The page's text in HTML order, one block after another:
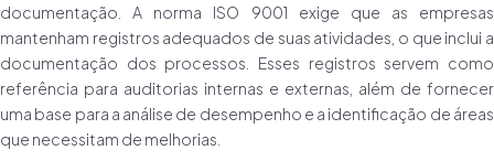
documentação. A norma ISO 9001 exige que as empresas
mantenham registros adequados de suas atividades, o que inclui a
documentação dos processos. Esses registros servem como
referência para auditorias internas e externas, além de fornecer
uma base para a análise de desempenho e a identificação de áreas
que necessitam de melhorias.